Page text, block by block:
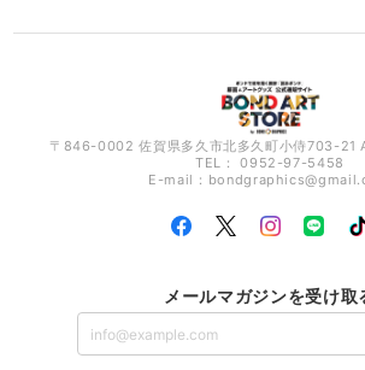
〒846-0002 佐賀県多久市北多久町小侍703-21
TEL： 0952-97-5458
E-mail：
メールマガジンを受け取